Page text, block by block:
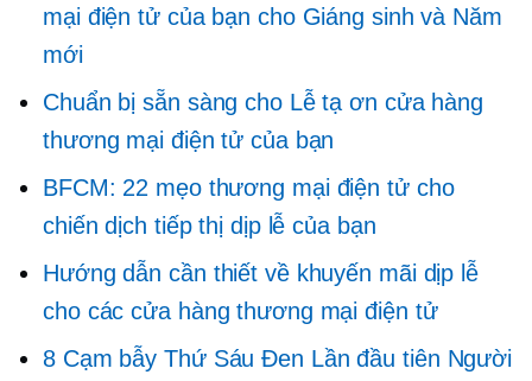
mại điện tử của bạn cho Giáng sinh và Năm
mới
Chuẩn bị sẵn sàng cho Lễ tạ ơn cửa hàng
thương mại điện tử của bạn
BFCM: 22 mẹo thương mại điện tử cho
chiến dịch tiếp thị dịp lễ của bạn
Hướng dẫn cần thiết về khuyến mãi dịp lễ
cho các cửa hàng thương mại điện tử
8 Cạm bẫy Thứ Sáu Đen Lần đầu tiên Người